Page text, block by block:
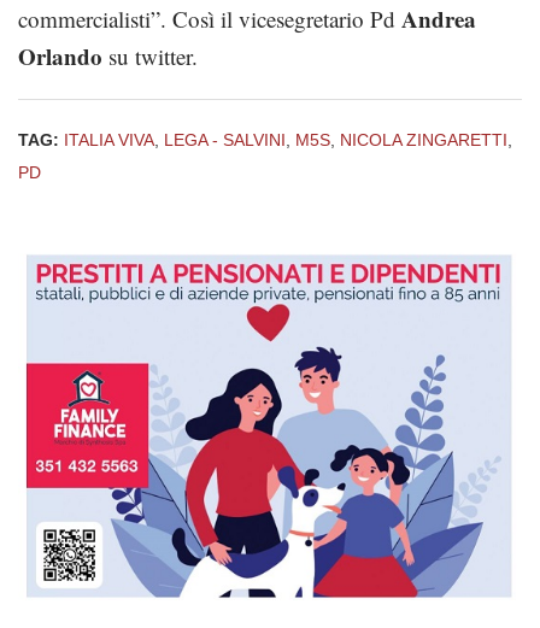
commercialisti”. Così il vicesegretario Pd Andrea
Orlando su twitter.
TAG: ITALIA VIVA LEGA - SALVINI M5S NICOLA ZINGARETTI
PD